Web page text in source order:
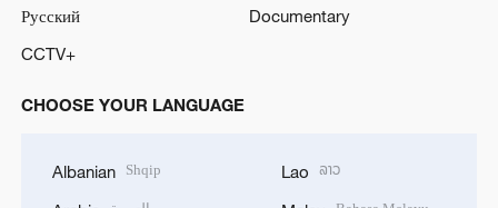
Русский
Documentary
CCTV+
CHOOSE YOUR LANGUAGE
Albanian Shqip Lao ລາວ